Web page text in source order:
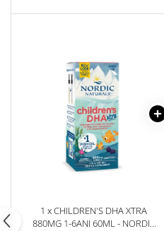
1 x CHILDREN'S DHA XTRA
880MG 1-6ANI 60ML - NORDIC